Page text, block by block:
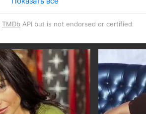
TMDb API but is not endorsed or certified